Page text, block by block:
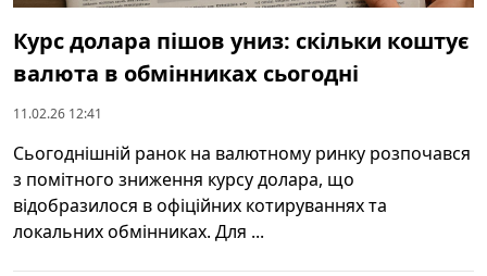
Курс долара пішов униз: скільки коштує
валюта в обмінниках сьогодні
11.02.26 12:41
Сьогоднішній ранок на валютному ринку розпочався
з помітного зниження курсу долара, що
відобразилося в офіційних котируваннях та
локальних обмінниках. Для ...